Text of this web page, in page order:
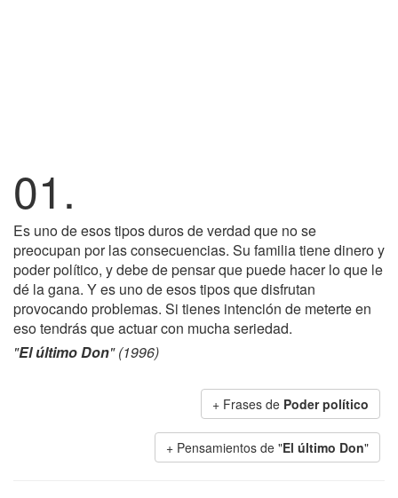
01.
Es uno de esos tipos duros de verdad que no se
preocupan por las consecuencias. Su familia tiene dinero y
poder político, y debe de pensar que puede hacer lo que le
dé la gana. Y es uno de esos tipos que disfrutan
provocando problemas. Si tienes intención de meterte en
eso tendrás que actuar con mucha seriedad.
"El último Don" (1996)
+ Frases de Poder político
+ Pensamientos de "El último Don"